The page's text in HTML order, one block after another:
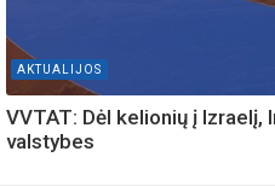
AKTUALIJOS
VVTAT: Dėl kelionių į Izraelį,
valstybes